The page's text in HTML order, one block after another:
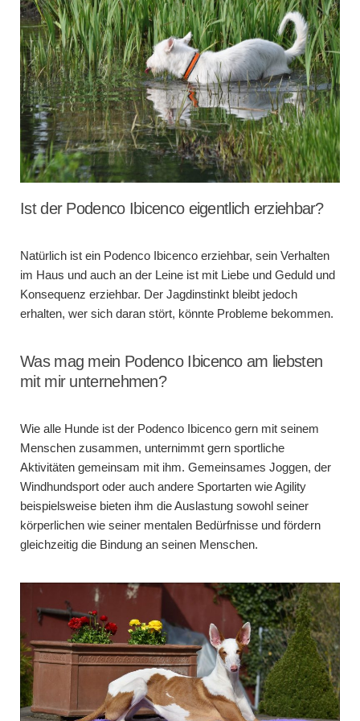
Ist der Podenco Ibicenco eigentlich erziehbar?
Natürlich ist ein Podenco Ibicenco erziehbar, sein Verhalten
im Haus und auch an der Leine ist mit Liebe und Geduld und
Konsequenz erziehbar. Der Jagdinstinkt bleibt jedoch
erhalten, wer sich daran stört, könnte Probleme bekommen.
Was mag mein Podenco Ibicenco am liebsten
mit mir unternehmen?
Wie alle Hunde ist der Podenco Ibicenco gern mit seinem
Menschen zusammen, unternimmt gern sportliche
Aktivitäten gemeinsam mit ihm. Gemeinsames Joggen, der
Windhundsport oder auch andere Sportarten wie Agility
beispielsweise bieten ihm die Auslastung sowohl seiner
körperlichen wie seiner mentalen Bedürfnisse und fördern
gleichzeitig die Bindung an seinen Menschen.